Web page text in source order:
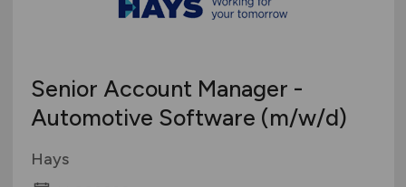
Senior Account Manager -
Automotive Software (m/w/d)
Hays